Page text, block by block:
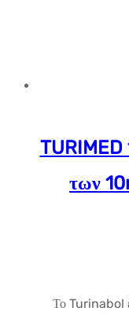
TURIMED
των
Το Turinabol